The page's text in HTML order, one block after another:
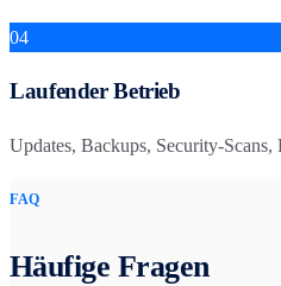
04
Laufender Betrieb
Updates, Backups, Security-
FAQ
Häufige Fragen